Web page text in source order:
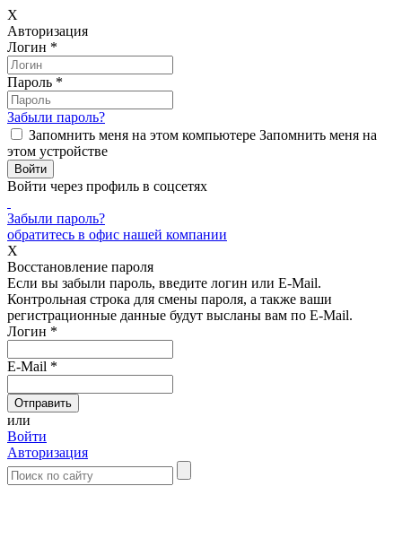
X
Авторизация
Логин *
Пароль *
Забыли пароль?
Запомнить меня на этом компьютере Запомнить меня на
этом устройстве
Войти через профиль в соцсетях
Забыли пароль?
обратитесь в офис нашей компании
X
Восстановление пароля
Если вы забыли пароль, введите логин или E-Mail.
Контрольная строка для смены пароля, а также ваши
регистрационные данные будут высланы вам по E-Mail.
Логин *
E-Mail *
или
Войти
Авторизация